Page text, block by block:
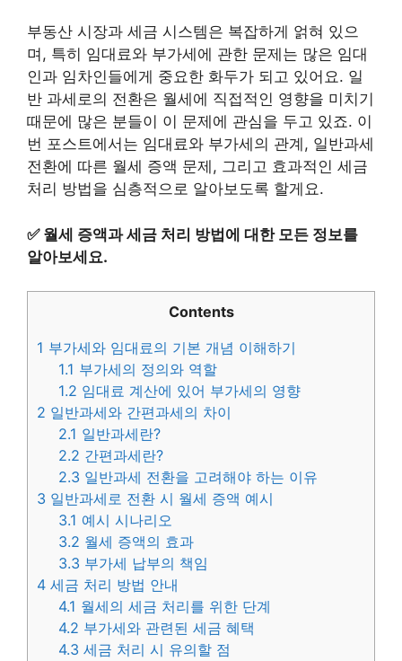
부동산 시장과 세금 시스템은 복잡하게 얽혀 있으
며, 특히 임대료와 부가세에 관한 문제는 많은 임대
인과 임차인들에게 중요한 화두가 되고 있어요. 일
반 과세로의 전환은 월세에 직접적인 영향을 미치기
때문에 많은 분들이 이 문제에 관심을 두고 있죠. 이
번 포스트에서는 임대료와 부가세의 관계, 일반과세
전환에 따른 월세 증액 문제, 그리고 효과적인 세금
처리 방법을 심층적으로 알아보도록 할게요.
✅ 월세 증액과 세금 처리 방법에 대한 모든 정보를
알아보세요.
Contents
1 부가세와 임대료의 기본 개념 이해하기
1.1 부가세의 정의와 역할
1.2 임대료 계산에 있어 부가세의 영향
2 일반과세와 간편과세의 차이
2.1 일반과세란?
2.2 간편과세란?
2.3 일반과세 전환을 고려해야 하는 이유
3 일반과세로 전환 시 월세 증액 예시
3.1 예시 시나리오
3.2 월세 증액의 효과
3.3 부가세 납부의 책임
4 세금 처리 방법 안내
4.1 월세의 세금 처리를 위한 단계
4.2 부가세와 관련된 세금 혜택
4.3 세금 처리 시 유의할 점